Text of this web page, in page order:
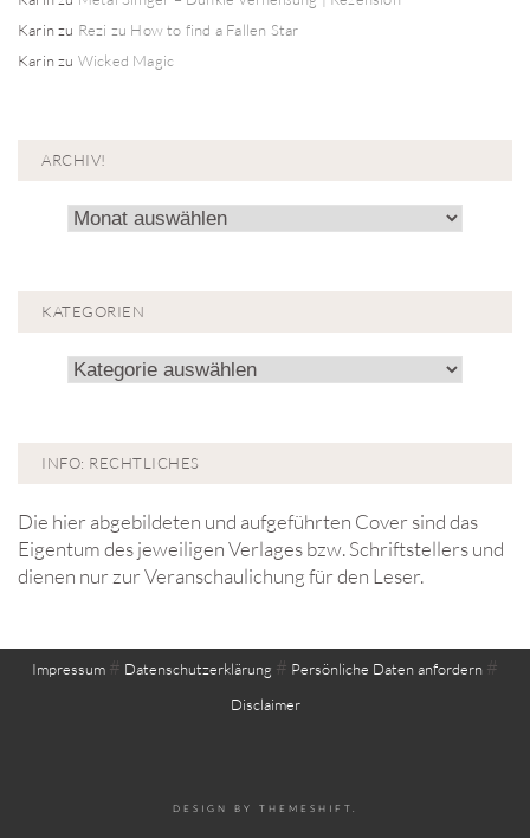
Karinzu Rezi zu How to find a Fallen Star
Karinzu Wicked Magic
ARCHIV!
Archiv!
KATEGORIEN
Kategorien
INFO: RECHTLICHES
Die hier abgebildeten und aufgeführten Cover sind das
Eigentum des jeweiligen Verlages bzw. Schriftstellers und
dienen nur zur Veranschaulichung für den Leser.
Impressum # Datenschutzerklärung # Persönliche Daten anfordern #
Disclaimer
DESIGN BY THEMESHIFT